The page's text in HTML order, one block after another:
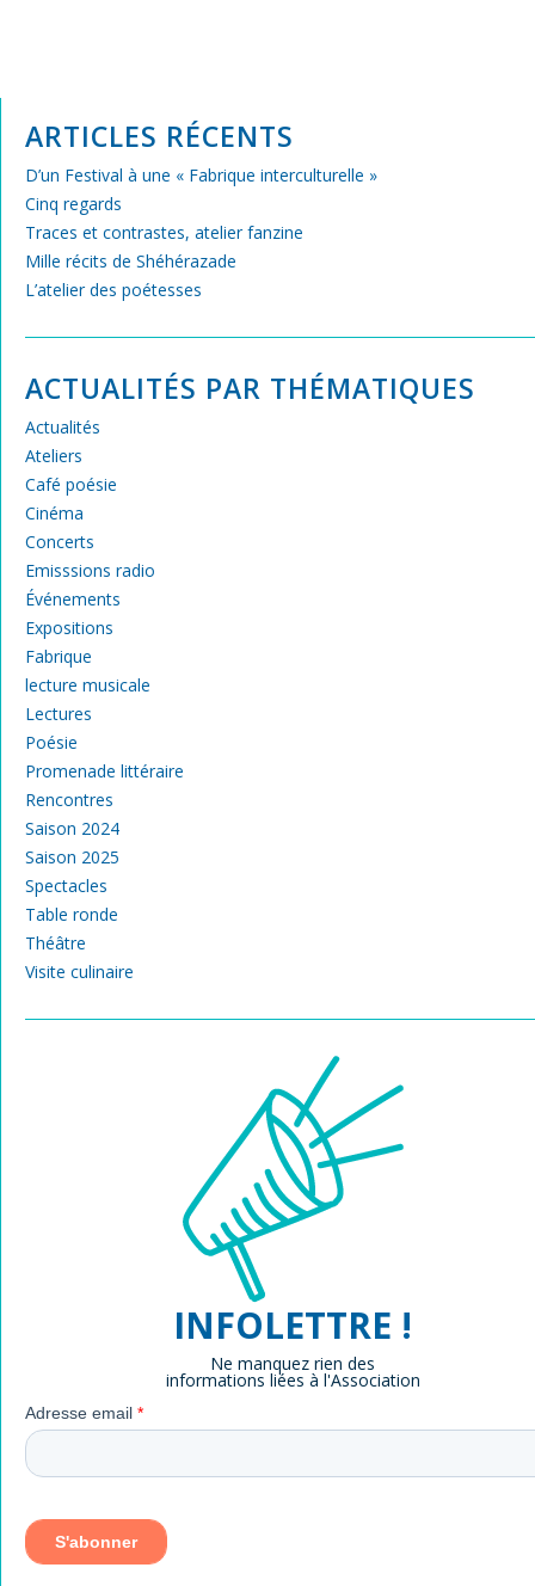
ARTICLES RÉCENTS
D’un Festival à une « Fabrique interculturelle »
Cinq regards
Traces et contrastes, atelier fanzine
Mille récits de Shéhérazade
L’atelier des poétesses
ACTUALITÉS PAR THÉMATIQUES
Actualités
Ateliers
Café poésie
Cinéma
Concerts
Emisssions radio
Événements
Expositions
Fabrique
lecture musicale
Lectures
Poésie
Promenade littéraire
Rencontres
Saison 2024
Saison 2025
Spectacles
Table ronde
Théâtre
Visite culinaire
INFOLETTRE !
Ne manquez rien des
informations liées à l'Association